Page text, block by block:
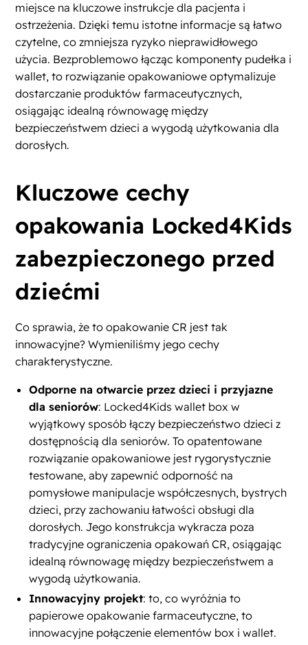
miejsce na kluczowe instrukcje dla pacjenta i
ostrzeżenia. Dzięki temu istotne informacje są łatwo
czytelne, co zmniejsza ryzyko nieprawidłowego
użycia. Bezproblemowo łącząc komponenty pudełka i
wallet, to rozwiązanie opakowaniowe optymalizuje
dostarczanie produktów farmaceutycznych,
osiągając idealną równowagę między
bezpieczeństwem dzieci a wygodą użytkowania dla
dorosłych.
Kluczowe cechy
opakowania Locked4Kids
zabezpieczonego przed
dziećmi
Co sprawia, że to opakowanie CR jest tak
innowacyjne? Wymieniliśmy jego cechy
charakterystyczne.
Odporne na otwarcie przez dzieci i przyjazne
dla seniorów: Locked4Kids wallet box w
wyjątkowy sposób łączy bezpieczeństwo dzieci z
dostępnością dla seniorów. To opatentowane
rozwiązanie opakowaniowe jest rygorystycznie
testowane, aby zapewnić odporność na
pomysłowe manipulacje współczesnych, bystrych
dzieci, przy zachowaniu łatwości obsługi dla
dorosłych. Jego konstrukcja wykracza poza
tradycyjne ograniczenia opakowań CR, osiągając
idealną równowagę między bezpieczeństwem a
wygodą użytkowania.
Innowacyjny projekt: to, co wyróżnia to
papierowe opakowanie farmaceutyczne, to
innowacyjne połączenie elementów box i wallet.